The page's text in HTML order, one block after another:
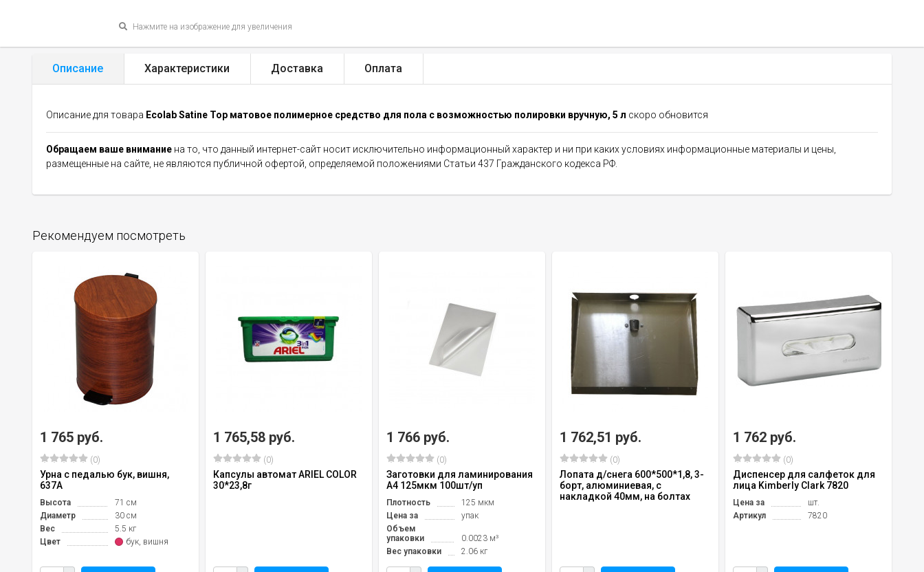
Нажмите на изображение для увеличения
Описание Характеристики Доставка Оплата
Описание для товара Ecolab Satine Top матовое полимерное средство для пола с возможностью полировки вручную, 5 л скоро обновится
Обращаем ваше внимание на то, что данный интернет-сайт носит исключительно информационный характер и ни при каких условиях информационные материалы и цены,
размещенные на сайте, не являются публичной офертой, определяемой положениями Статьи 437 Гражданского кодекса РФ.
Рекомендуем посмотреть
1 765 руб.
(0)
Урна с педалью бук, вишня,
637А
Высота
71 см
Диаметр
30 см
Вес
5.5 кг
Цвет
бук, вишня
1 765,58 руб.
(0)
Капсулы автомат ARIEL COLOR
30*23,8г
1 766 руб.
(0)
Заготовки для ламинирования
А4 125мкм 100шт/уп
Плотность
125 мкм
Цена за
упак
Объем
упаковки
0.0023 м³
Вес упаковки
2.06 кг
1 762,51 руб.
(0)
Лопата д/снега 600*500*1,8, 3-
борт, алюминиевая, с
накладкой 40мм, на болтах
1 762 руб.
(0)
Диспенсер для салфеток для
лица Kimberly Clark 7820
Цена за
шт.
Артикул
7820